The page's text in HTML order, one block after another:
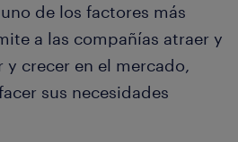
de los factores más
a las compañías atraer y
crecer en el mercado,
sus necesidades